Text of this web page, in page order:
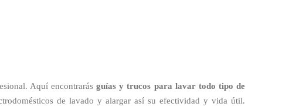
Aquí encontrarásguías y trucos para lavar todo tipo de
de lavado y alargar así su efectividad y vida útil.